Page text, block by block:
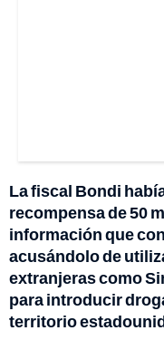
La fiscal Bondi
recompensa de 50
información que
acusándolo de
extranjeras como
para introducir
territorio